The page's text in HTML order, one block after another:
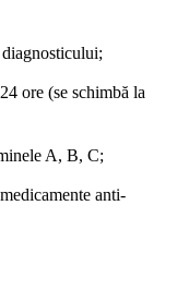
ore (se schimbă la
A, B, C;
anti-